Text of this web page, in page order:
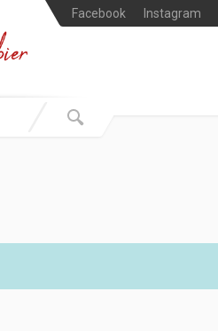
Facebook Instagram